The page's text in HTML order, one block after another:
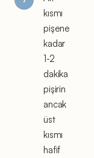
kısmı
pişene
kadar
1-2
dakika
pişirin
ancak
üst
kısmı
hafif